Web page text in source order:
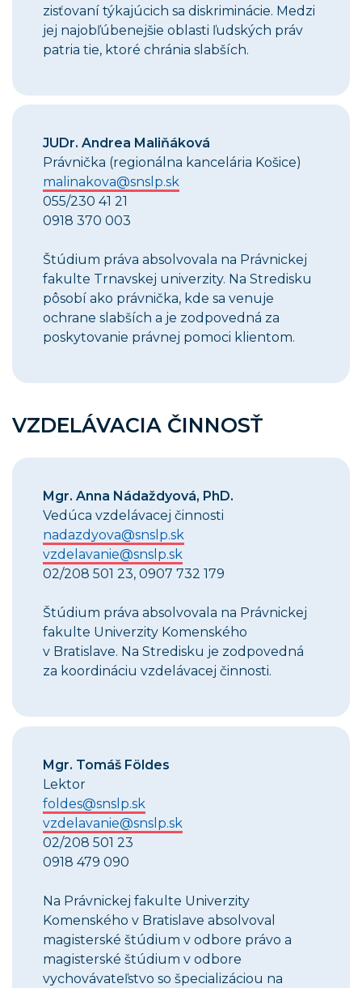
zisťovaní týkajúcich sa diskriminácie. Medzi
jej najobľúbenejšie oblasti ľudských práv
patria tie, ktoré chránia slabších.
JUDr. Andrea Maliňáková
Právnička (regionálna kancelária Košice)
malinakova@snslp.sk
055/230 41 21
0918 370 003
Štúdium práva absolvovala na Právnickej
fakulte Trnavskej univerzity. Na Stredisku
pôsobí ako právnička, kde sa venuje
ochrane slabších a je zodpovedná za
poskytovanie právnej pomoci klientom.
VZDELÁVACIA ČINNOSŤ
Mgr. Anna Nádaždyová, PhD.
Vedúca vzdelávacej činnosti
nadazdyova@snslp.sk
vzdelavanie@snslp.sk
02/208 501 23, 0907 732 179
Štúdium práva absolvovala na Právnickej
fakulte Univerzity Komenského
v Bratislave. Na Stredisku je zodpovedná
za koordináciu vzdelávacej činnosti.
Mgr. Tomáš Földes
Lektor
foldes@snslp.sk
vzdelavanie@snslp.sk
02/208 501 23
0918 479 090
Na Právnickej fakulte Univerzity
Komenského v Bratislave absolvoval
magisterské štúdium v odbore právo a
magisterské štúdium v odbore
vychovávateľstvo so špecializáciou na